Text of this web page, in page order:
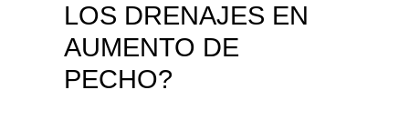
LOS DRENAJES EN
AUMENTO DE
PECHO?